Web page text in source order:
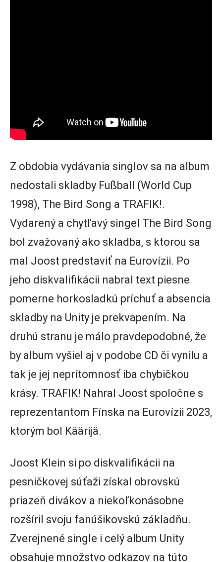
Z obdobia vydávania singlov sa na album
nedostali skladby Fußball (World Cup
1998), The Bird Song a TRAFIK!.
Vydarený a chytľavý singel The Bird Song
bol zvažovaný ako skladba, s ktorou sa
mal Joost predstaviť na Eurovízii. Po
jeho diskvalifikácii nabral text piesne
pomerne horkosladkú príchuť a absencia
skladby na Unity je prekvapením. Na
druhú stranu je málo pravdepodobné, že
by album vyšiel aj v podobe CD či vynilu a
tak je jej neprítomnosť iba chybičkou
krásy. TRAFIK! Nahral Joost spoločne s
reprezentantom Fínska na Eurovízii 2023,
ktorým bol Käärijä.
Joost Klein si po diskvalifikácii na
pesničkovej súťaži získal obrovskú
priazeň divákov a niekoľkonásobne
rozšíril svoju fanúšikovskú základňu.
Zverejnené single i celý album Unity
obsahuje množstvo odkazov na túto